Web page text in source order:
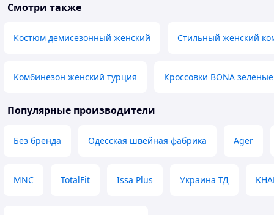
Смотри также
Костюм демисезонный женский Стильный женский
Комбинезон женский турция Кроссовки BONA зеленые
Популярные производители
Без бренда Одесская швейная фабрика Ager
MNC TotalFit Issa Plus Украина ТД